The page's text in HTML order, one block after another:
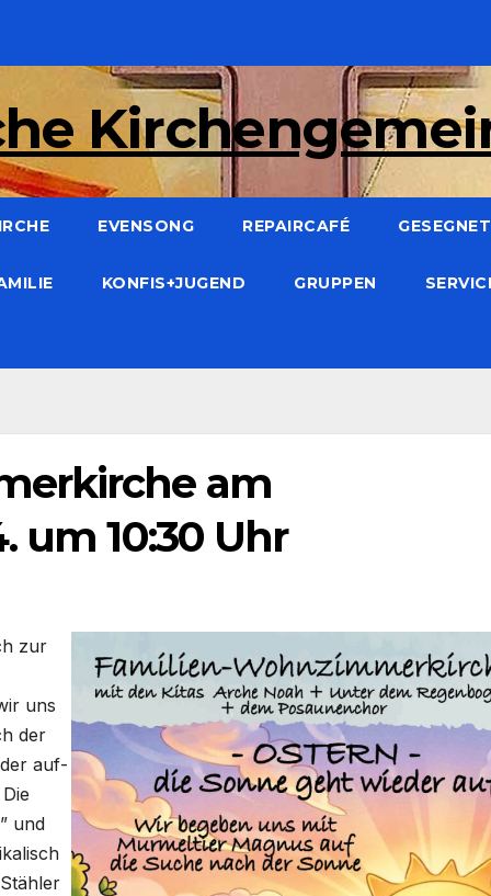
EVENSONG REPAIRCAFÉ
KONFIS+JUGEND GRUPPEN
am
um 10:30 Uhr
zur
uns
der
auf­
und